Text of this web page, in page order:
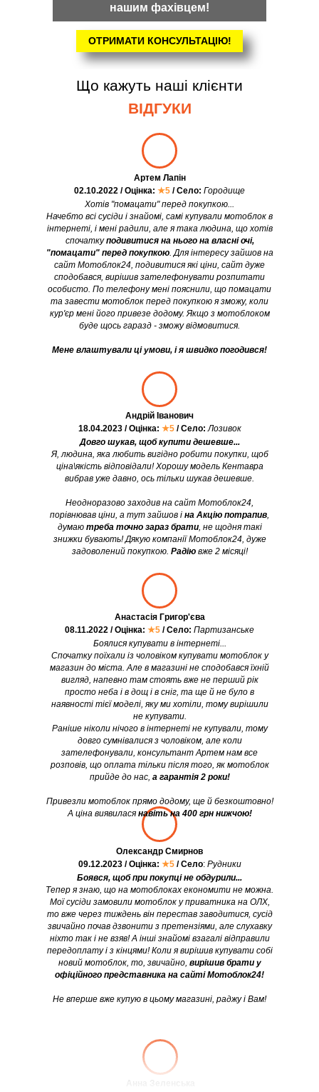
ОТРИМАТИ КОНСУЛЬТАЦІЮ!
нашим фахівцем!
Що кажуть наші клієнти
ВІДГУКИ
Хотів "помацати" перед покупкою...
Начебто всі сусіди і знайомі, самі купували мотоблок в
інтернеті, і мені радили, але я така людина, що хотів
спочаткуподивитися на нього на власні очі,
"помацати" перед покупкою. Для інтересу зайшов на
сайт Мотоблок24, подивитися які ціни, сайт дуже
сподобався, вирішив зателефонувати розпитати
особисто. По телефону мені пояснили, що помацати
та завести мотоблок перед покупкою я зможу, коли
кур'єр мені його привезе додому. Якщо з мотоблоком
буде щось гаразд - зможу відмовитися.
Мене влаштували ці умови, і я швидко погодився!
Артем Лапін
02.10.2022 / Оцінка: ★5 / Село: Городище
Боявся, щоб при покупці не обдурили...
Тепер я знаю, що на мотоблоках економити не можна.
Мої сусіди замовили мотоблок у приватника на ОЛХ,
то вже через тиждень він перестав заводитися, сусід
звичайно почав дзвонити з претензіями, але слухавку
ніхто так і не взяв! А інші знайомі взагалі відправили
передоплату і з кінцями! Коли я вирішив купувати собі
новий мотоблок, то, звичайно, вирішив брати у
офіційного представника на сайті Мотоблок24!
Не вперше вже купую в цьому магазині, раджу і Вам!
Олександр Смирнов
09.12.2023 / Оцінка: ★5 / Село: Рудники
Боялися купувати в інтернеті...
Спочатку поїхали із чоловіком купувати мотоблок у
магазин до міста. Але в магазині не сподобався їхній
вигляд, напевно там стоять вже не перший рік
просто неба і в дощ і в сніг, та ще й не було в
наявності тієї моделі, яку ми хотіли, тому вирішили
не купувати.
Раніше ніколи нічого в інтернеті не купували, тому
довго сумнівалися з чоловіком, але коли
зателефонували, консультант Артем нам все
розповів, що оплата тільки після того, як мотоблок
прийде до нас, а гарантія 2 роки!
Привезли мотоблок прямо додому, ще й безкоштовно!
А ціна виявилася навіть на 400 грн нижчою!
Анастасія Григор'єва
08.11.2022 / Оцінка: ★5 / Село: Партизанське
Анна Зеленська
Довго шукав, щоб купити дешевше...
Я, людина, яка любить вигідно робити покупки, щоб
ціна\якість відповідали! Хорошу модель Кентавра
вибрав уже давно, ось тільки шукав дешевше.
Неодноразово заходив на сайт Мотоблок24,
порівнював ціни, а тут зайшов і на Акцію потрапив,
думаю треба точно зараз брати, не щодня такі
знижки бувають! Дякую компанії Мотоблок24, дуже
задоволений покупкою. Радіювже 2 місяці!
Андрій Іванович
18.04.2023 / Оцінка: ★5 / Село: Лозивок